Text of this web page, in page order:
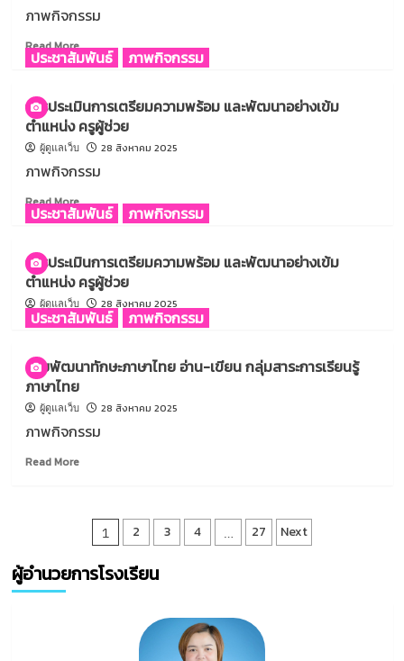
รอง
อำนวย
ศึกษา
รางวัล
ระดับ
จังหวัด
สื่อสาร
สร้างสรรค์
รู้
ทัน
ภาพกิจกรรม
Read MoreRead
more
วิชาการ
เสริม
ศักยภาพ
มัธยม
จันท์
ร้อย
ความ
สำเร็จ
สพม.จันท์
ตราด
ครั้ง
ที่
11
ประชาสัมพันธ์ ภาพกิจกรรม
การประเมินการเตรียมความพร้อม และพัฒนาอย่างเข้ม
ตำแหน่ง ครูผู้ช่วย
ผู้ดูแลเว็บ 28 สิงหาคม 2025
ภาพกิจกรรม
Read MoreRead
more
ประเมิน
การเต
รี
ยม
และ
พัฒนา
อย่าง
ตำแหน่ง
ประชาสัมพันธ์ ภาพกิจกรรม
การประเมินการเตรียมความพร้อม และพัฒนาอย่างเข้ม
ตำแหน่ง ครูผู้ช่วย
ผู้ดูแลเว็บ 28 สิงหาคม 2025
ประชาสัมพันธ์ ภาพกิจกรรม
ค่ายพัฒนาทักษะภาษาไทย อ่าน-เขียน กลุ่มสาระการเรียนรู้
ภาษาไทย
ผู้ดูแลเว็บ 28 สิงหาคม 2025
ภาพกิจกรรม
Read MoreRead
พัฒนา
ทักษะ
ภาษา
ไทย
Posts
pagination
1 2 3 4 27 Next
ผู้อำนวยการโรงเรียน